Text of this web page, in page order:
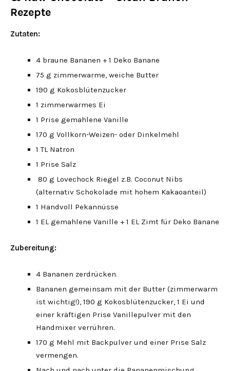
Rezepte
Zutaten:
4 braune Bananen + 1 Deko Banane
75 g zimmerwarme, weiche Butter
190 g Kokosblütenzucker
1 zimmerwarmes Ei
1 Prise gemahlene Vanille
170 g Vollkorn-Weizen- oder Dinkelmehl
1 TL Natron
1 Prise Salz
80 g Lovechock Riegel z.B. Coconut Nibs
(alternativ Schokolade mit hohem Kakaoanteil)
1 Handvoll Pekannüsse
1 EL gemahlene Vanille + 1 EL Zimt für Deko Banane
Zubereitung:
4 Bananen zerdrücken.
Bananen gemeinsam mit der Butter (zimmerwarm
ist wichtig!), 190 g Kokosblütenzucker, 1 Ei und
einer kräftigen Prise Vanillepulver mit den
Handmixer verrühren.
170 g Mehl mit Backpulver und einer Prise Salz
vermengen.